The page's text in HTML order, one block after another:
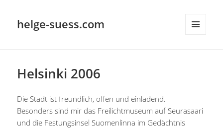
helge-suess.com
Helsinki 2006
Die Stadt ist freundlich, offen und einladend.
Besonders sind mir das Freilichtmuseum auf Seurasaari
und die Festungsinsel Suomenlinna im Gedächtnis